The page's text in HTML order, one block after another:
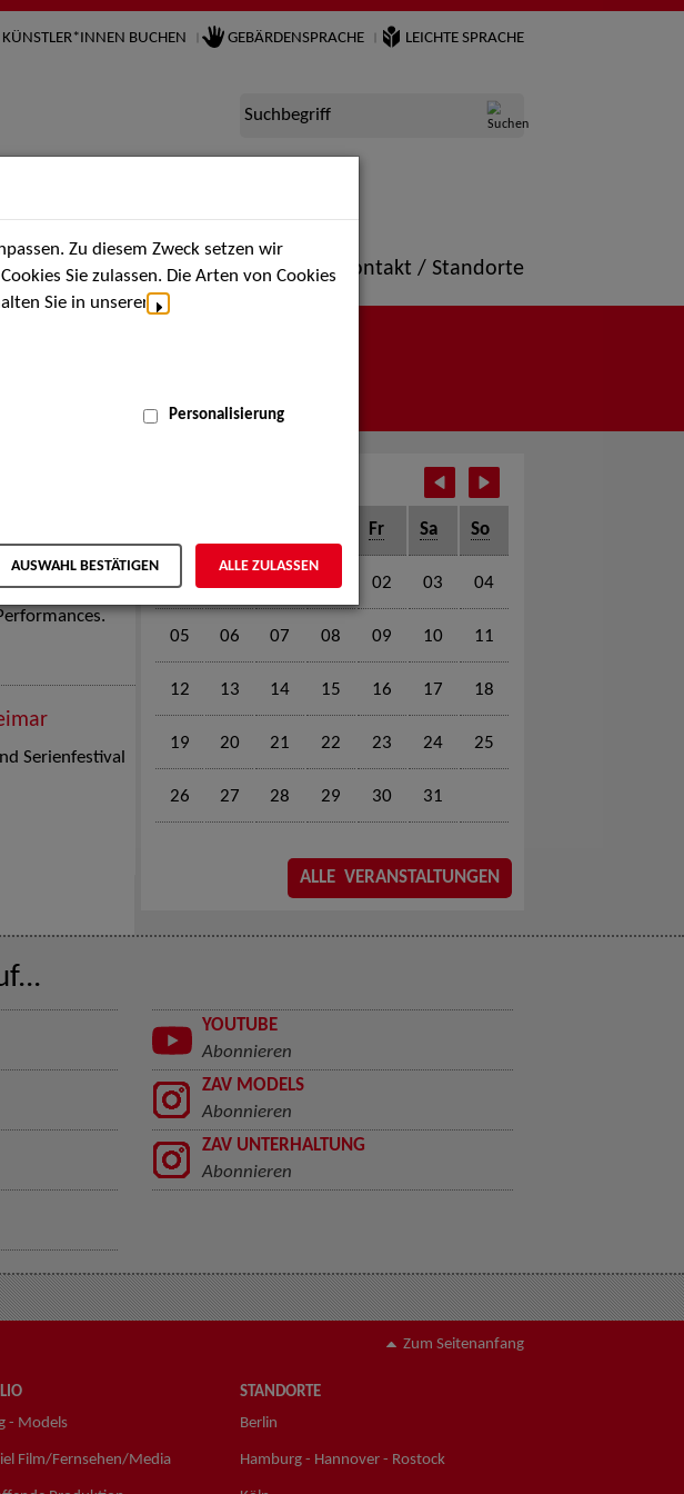
BUCHEN GEBÄRDENSPRACHE LEICHTE SPRACHE
Suchbegriff
Aktuelles Termine Portfolio Kontakt / Standorte
Street Art
große Open-
Serienfestival
Fr Sa So
01 02 03 04
05 06 07 08 09 10 11
12 13 14 15 16 17 18
19 20 21 22 23 24 25
26 27 28 29 30 31
ALLE VERANSTALTUNGEN
YOUTUBE
Abonnieren
ZAV MODELS
Abonnieren
ZAV UNTERHALTUNG
Abonnieren
Zum Seitenanfang
- Models
Film/Fernsehen/Media
STANDORTE
Berlin
Hamburg - Hannover - Rostock
Zu diesem Zweck setzen wir
Sie zulassen. Die Arten von Cookies
Sie in unserer
Personalisierung
AUSWAHL BESTÄTIGEN ALLE ZULASSEN